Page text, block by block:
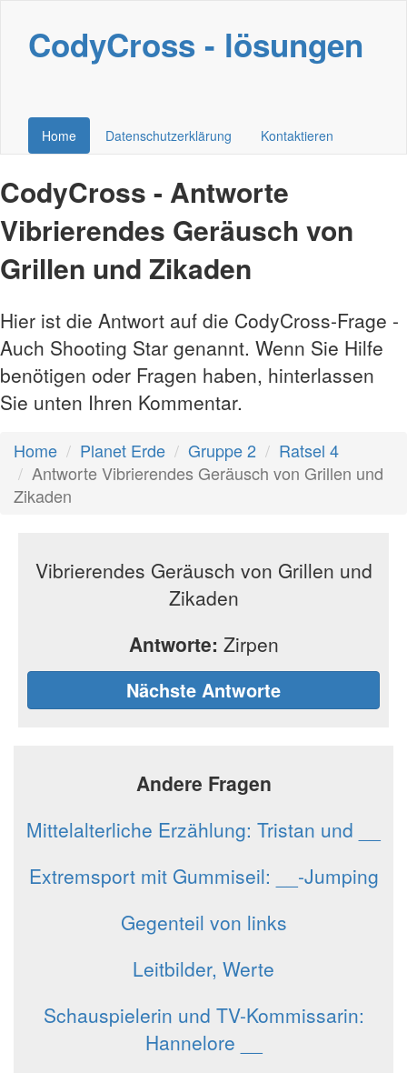
CodyCross - lösungen
Home Datenschutzerklärung Kontaktieren
CodyCross - Antworte
Vibrierendes Geräusch von
Grillen und Zikaden
Hier ist die Antwort auf die CodyCross-Frage -
Auch Shooting Star genannt. Wenn Sie Hilfe
benötigen oder Fragen haben, hinterlassen
Sie unten Ihren Kommentar.
Home Planet Erde Gruppe 2
Ratsel 4
Antworte Vibrierendes Geräusch von Grillen und
Zikaden
Vibrierendes Geräusch von Grillen und
Zikaden
Antworte: Zirpen
Nächste Antworte
Andere Fragen
Mittelalterliche Erzählung: Tristan und __
Extremsport mit Gummiseil: __-Jumping
Gegenteil von links
Leitbilder, Werte
Schauspielerin und TV-Kommissarin:
Hannelore __